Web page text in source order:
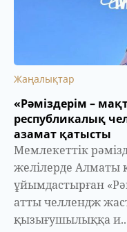
Жаңалықтар
«Рәміздерім –
республикалық
азамат қатысты
Мемлекеттік
желілерде Алматы
ұйымдастырған
атты челлендж
қызығушылыққа